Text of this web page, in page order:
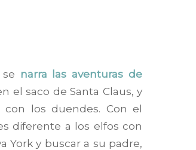
narra las aventuras de
el saco de Santa Claus, y
los duendes. Con el
diferente a los elfos con
York y buscar a su padre,